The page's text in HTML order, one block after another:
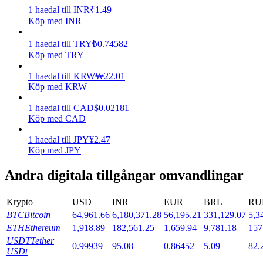
Utsättning
Launchpool
Flexibel insats för att tjäna populära tokens
1 haedal till INR₹1.49
Köp med INR
1 haedal till TRY₺0.74582
Köp med TRY
1 haedal till KRW₩22.01
Köp med KRW
1 haedal till CAD$0.02181
Köp med CAD
1 haedal till JPY¥2.47
Köp med JPY
Andra digitala tillgångar omvandlingar
Krypto USD INR EUR BRL
BTCBitcoin 64,961.66 6,180,371.28 56,195.21 331,129.07
ETHEthereum 1,918.89 182,561.25 1,659.94 9,781.18
USDTTether
USDt
0.99939 95.08 0.86452 5.09